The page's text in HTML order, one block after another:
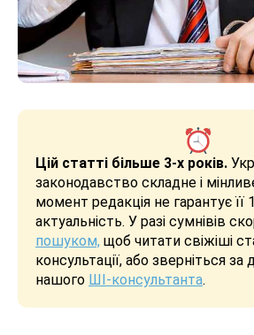
Цій статті більше 3-х років.
законодавство складне і
момент редакція не гарантує її
актуальність. У разі сумнівів
пошуком, щоб читати свіжіші
консультації, або зверніться
нашого ШІ-консультанта.